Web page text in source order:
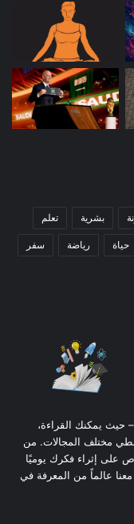
بشرية تعلم
حياة رياضة سفر
حيث يمكنك القراءة،
مختلف المجالات. من
على إثراء فكرك يوميًا
عالماً من المعرفة في